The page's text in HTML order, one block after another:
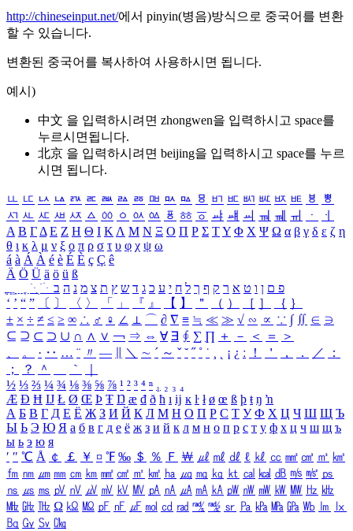
http://chineseinput.net/에서 pinyin(병음)방식으로 중국어를 변환
할 수 있습니다.
변환된 중국어를 복사하여 사용하시면 됩니다.
예시)
中文 을 입력하시려면 zhongwen을 입력하시고 space를
누르시면됩니다.
北京 을 입력하시려면 beijing을 입력하시고 space를 누르
시면 됩니다.
ㅥ ㅦ ㅧ ㅨ ㅩ ㅪ ㅫ ㅬ ㅭ ㅮ ㅯ ㅰ ㅱ ㅲ ㅳ ㅴ ㅵ ㅶ ㅷ ㅸ
ㅹ
ㅺ ㅻ ㅼ ㅽ ㅾ ㅿ ㆀ ㆁ ㆂ ㆃ ㆄ ㆅ ㆆ ㆇ ㆈ ㆉ ㆊ ㆋ ㆌ ㆍ
ㆎ
Α Β ΓΔ Ε Ζ Η Θ Ι ΚΛ Μ Ν Ξ Ο Π Ρ Σ ΤΥ Φ Χ Ψ Ω α β γ δ ε ζ η
θ ι κ λ μ ν ξ ο π ρ σ τ υ φ χ ψ ω
á à Á À é è É È ç Ç ê
Ä Ö Ü ä ö ü ß
ִֶֹ ֻּ ׁׂ פ ם ן ו ט א ר ק ף ך ל ח י ע כ ג ד ש ץ ת צ מ נ ה ב
‘ ’ “ ” 〔 〕 〈 〉 「 」 『 』 【 】 ＂ （ ） ［ ］ ｛ ｝
± × ÷ ≠ ≤ ≥ ∞ ∴ ♂ ♀ ∠ ⊥ ⌒ ∂ ∇ ≡ ≒ ≪ ≫ √ ∽ ∝ ∵ ∫ ∬ ∈ ∋
⊆ ⊇ ⊂ ⊃ ∪ ∩ ∧ ∨ ￢ ⇒ ⇔ ∀ ∃ ∮ ∑ ∏ ＋ － ＜ ＝
＞
、
。 · ‥ … ¨ 〃 ― ＼ ∼ ´ ～ ˇ ˘ ˝ ˚ ˙ ¸ ¡ ¿ ː ！ ＇ ， ． ／
：
；
？ ＾ ｀
½ ⅓ ⅔ ¼ ¾ ⅛ ⅜ ⅝ ⅞ ¹ ² ³ ⁴ ⁿ ₁ ₂ ₃ ₄
Æ Ð Ħ Ĳ Ł Ø Œ Þ Ŧ Ŋ æ đ ð ħ ı ĳ ĸ ŀ ł ø œ ß þ ŧ ŋ ŉ
А Б В Г Д Е Ё Ж З И Й К Л М Н О П Р С Т У Ф Х Ц Ч Ш Щ Ъ
Ы Ь Э Ю Я а б в г д е ё ж з и й к л м н о п р с т у ф х ц ч ш щ ъ
ы ь э ю я
′ ″ ℃ Å ￠ ￡ ￥ ¤ ℉ ‰ ＄ ％ Ｆ ￦ ㎕ ㎖ ㎗ ℓ ㎘ ㏄ ㎣ ㎤ ㎥ ㎦
㎙ ㎚ ㎛ ㎜ ㎝ ㎞ ㎟ ㎠ ㎡ ㎢ ㏊ ㎍ ㎎ ㎏ ㏏ ㎈ ㎉ ㏈ ㎧ ㎨ ㎰
㎱ ㎲ ㎳ ㎴ ㎵ ㎶ ㎷ ㎸ ㎹ ㎀ ㎁ ㎂ ㎃ ㎄ ㎺ ㎻ ㎽ ㎾ ㎿ ㎐ ㎑
㎒ ㎓ ㎔ Ω ㏀ ㏁ ㎊ ㎋ ㎌ ㏖ ㏅ ㎭ ㎮ ㎯ ㏛ ㎩ ㎪ ㎫ ㎬ ㏝ ㏐
㏓
㏃ ㏉ ㏜ ㏆